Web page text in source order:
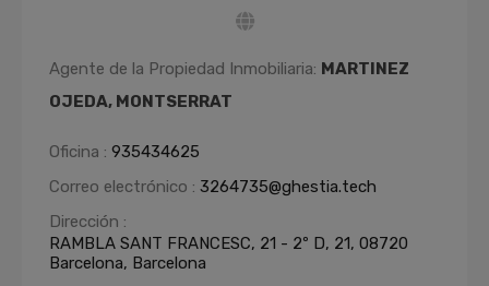
Agente de la Propiedad Inmobiliaria: MARTINEZ
OJEDA, MONTSERRAT
Oficina : 935434625
Correo electrónico : 3264735@ghestia.tech
Dirección :
RAMBLA SANT FRANCESC, 21 - 2º D, 21, 08720
Barcelona, Barcelona